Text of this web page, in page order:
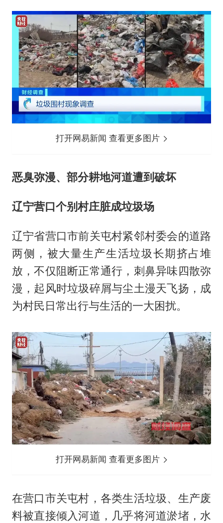
打开网易新闻 查看更多图片
恶臭弥漫、部分耕地河道遭到破坏
辽宁营口个别村庄脏成垃圾场
辽宁省营口市前关屯村紧邻村委会的道路
两侧，被大量生产生活垃圾长期挤占堆
放，不仅阻断正常通行，刺鼻异味四散弥
漫，起风时垃圾碎屑与尘土漫天飞扬，成
为村民日常出行与生活的一大困扰。
打开网易新闻 查看更多图片
在营口市关屯村，各类生活垃圾、生产废
料被直接倾入河道，几乎将河道淤堵，水